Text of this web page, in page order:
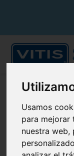
Usamos
para mejorar
nuestra